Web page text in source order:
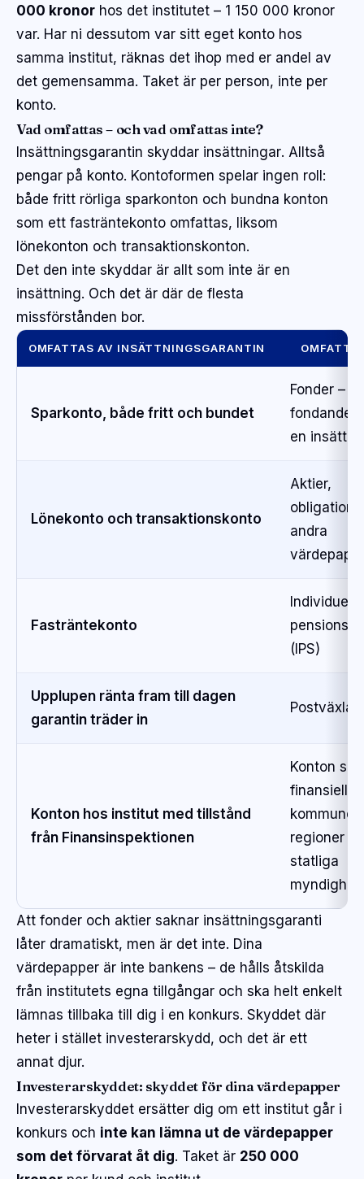
000 kronor hos det institutet – 1 150 000 kronor
var. Har ni dessutom var sitt eget konto hos
samma institut, räknas det ihop med er andel av
det gemensamma. Taket är per person, inte per
konto.
Vad omfattas – och vad omfattas inte?
Insättningsgarantin skyddar insättningar. Alltså
pengar på konto. Kontoformen spelar ingen roll:
både fritt rörliga sparkonton och bundna konton
som ett fasträntekonto omfattas, liksom
lönekonton och transaktionskonton.
Det den inte skyddar är allt som inte är en
insättning. Och det är där de flesta
missförstånden bor.
OMFATTAS AV INSÄTTNINGSGARANTIN
Sparkonto, både fritt och bundet
Fonder –
fondandel
en
Lönekonto och transaktionskonto
Aktier,
andra
Fasträntekonto
Individuellt
(IPS)
Upplupen ränta fram till dagen
garantin träder in
Postväxlar
Konton hos institut med tillstånd
från Finansinspektionen
Konton
finansiella
kommuner,
regioner
statliga
Att fonder och aktier saknar insättningsgaranti
låter dramatiskt, men är det inte. Dina
värdepapper är inte bankens – de hålls åtskilda
från institutets egna tillgångar och ska helt enkelt
lämnas tillbaka till dig i en konkurs. Skyddet där
heter i stället investerarskydd, och det är ett
annat djur.
Investerarskyddet: skyddet för dina värdepapper
Investerarskyddet ersätter dig om ett institut går i
konkurs och inte kan lämna ut de värdepapper
som det förvarat åt dig. Taket är 250 000